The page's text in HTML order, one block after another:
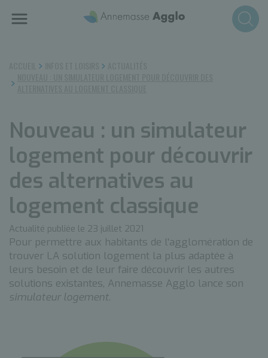
Nouveau : un simulateur
logement pour découvrir
des alternatives au
logement classique
Actualité publiée le 23 juillet 2021
Pour permettre aux habitants de l'agglomération de
trouver LA solution logement la plus adaptée à
leurs besoin et de leur faire découvrir les autres
solutions existantes, Annemasse Agglo lance son
simulateur logement.